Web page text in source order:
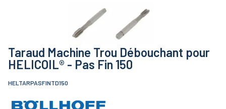
Taraud Machine Trou Débouchant pour
HELICOIL® - Pas Fin 150
HELTARPASFINTD150